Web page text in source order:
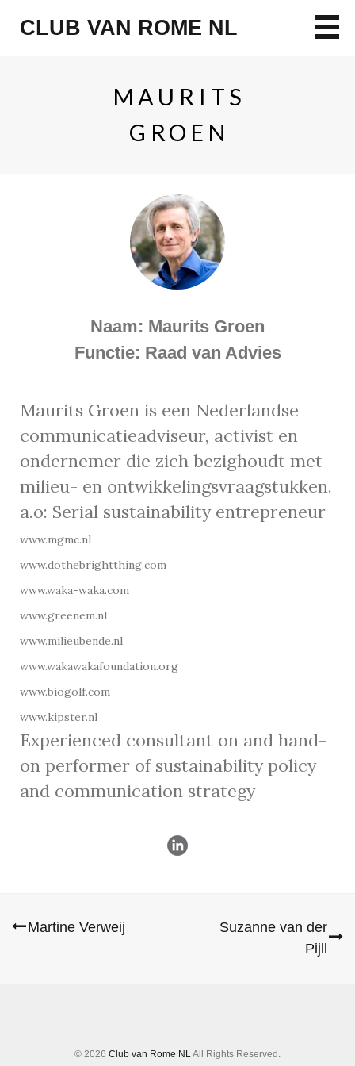
CLUB VAN ROME NL
MAURITS
GROEN
Naam: Maurits Groen
Functie: Raad van Advies
Maurits Groen is een Nederlandse
communicatieadviseur, activist en
ondernemer die zich bezighoudt met
milieu- en ontwikkelingsvraagstukken.
a.o: Serial sustainability entrepreneur
www.mgmc.nl
www.dothebrightthing.com
www.waka-waka.com
www.greenem.nl
www.milieubende.nl
www.wakawakafoundation.org
www.biogolf.com
www.kipster.nl
Experienced consultant on and hand-
on performer of sustainability policy
and communication strategy
Post
Martine Verweij
Suzanne van der
Pijll
© 2026 Club van Rome NLAll Rights Reserved.